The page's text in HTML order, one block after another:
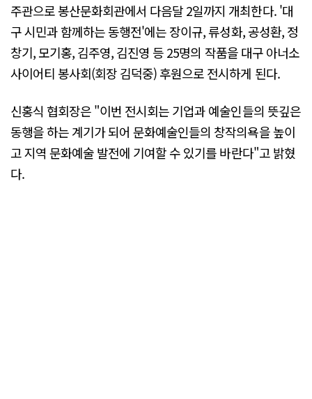
주관으로 봉산문화회관에서 다음달 2일까지 개최한다. '대
구 시민과 함께하는 동행전'에는 장이규, 류성화, 공성환, 정
창기, 모기홍, 김주영, 김진영 등 25명의 작품을 대구 아너소
사이어티 봉사회(회장 김덕중) 후원으로 전시하게 된다.
신홍식 협회장은 "이번 전시회는 기업과 예술인들의 뜻깊은
동행을 하는 계기가 되어 문화예술인들의 창작의욕을 높이
고 지역 문화예술 발전에 기여할 수 있기를 바란다"고 밝혔
다.